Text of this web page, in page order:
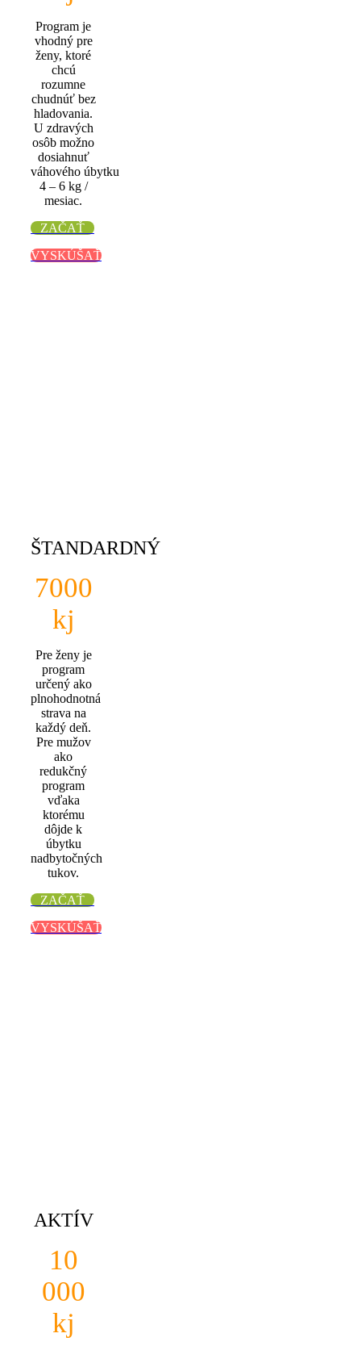
Program je
vhodný pre
ženy, ktoré
chcú
rozumne
chudnúť bez
hladovania.
U zdravých
osôb možno
dosiahnuť
váhového úbytku
4 – 6 kg /
mesiac.
ZAČAŤ
VYSKÚŠAŤ
ŠTANDARDNÝ
7000
kj
Pre ženy je
program
určený ako
plnohodnotná
strava na
každý deň.
Pre mužov
ako
redukčný
program
vďaka
ktorému
dôjde k
úbytku
nadbytočných
tukov.
ZAČAŤ
VYSKÚŠAŤ
AKTÍV
10
000
kj